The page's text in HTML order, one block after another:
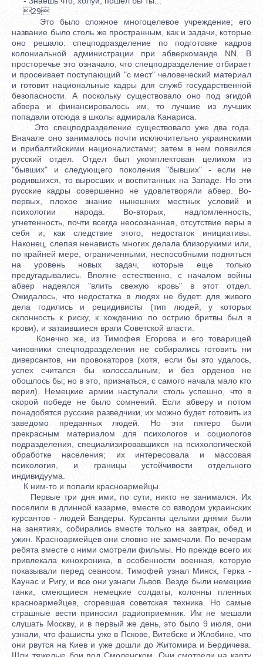
29
Это было сложное многоцелевое учреждение; его
название было столь же пространным, как и задачи, которые
оно решало: спецподразделение по подготовке кадров
колониальной администрации при абверкоманде NN. В
просторечье это означало, что спецподразделение отбирает
и просеивает поступающий "с мест" человеческий материал
и готовит национальные кадры для служб государственной
безопасности. А поскольку существовало оно под эгидой
абвера и финансировалось им, то лучшие из лучших
попадали отсюда в школы адмирала Канариса.
Это спецподразделение существовало уже два года.
Вначале оно занималось почти исключительно украинскими
и прибалтийскими националистами; затем в нем появился
русский отдел. Отдел был укомплектован целиком из
"бывших" и следующего поколения "бывших" - если не
родившихся, то выросших и воспитанных на Западе. Но эти
русские кадры совершенно не удовлетворяли абвер. Во-
первых, плохое знание нынешних местных условий и
психологии народа. Во-вторых, надломленность,
угнетенность, почти всегда неосознанная, отсутствие веры в
себя и, как следствие этого, недостаток инициативы.
Наконец, слепая ненависть многих делала близорукими или,
по крайней мере, ограниченными, неспособными подняться
на уровень новых задач, которые еще только
предугадывались. Вполне естественно, с началом войны
абвер надеялся "влить свежую кровь" в этот отдел.
Ожидалось, что недостатка в людях не будет: для живого
дела годились и рецидивисты (тип людей, у которых
склонность к риску, к хождению по острию бритвы был в
крови), и затаившиеся враги Советской власти.
Конечно же, из Тимофея Егорова и его товарищей
чиновники спецподразделения не собирались готовить ни
диверсантов, ни провокаторов (хотя, если бы это удалось,
успех считался бы колоссальным, и без орденов не
обошлось бы; но в это, признаться, с самого начала мало кто
верил). Немецкие армии наступали столь успешно, что в
скорой победе не было сомнений. Если абверу и потом
понадобятся русские разведчики, их можно будет готовить из
заведомо преданных людей. Но эти пятеро были
прекрасным материалом для психологов и социологов
подразделения, специализировавшихся на психологической
обработке населения; их интересовала и массовая
психология, и границы устойчивости отдельного
индивидуума.
К ним-то и попали красноармейцы.
Первые три дня ими, по сути, никто не занимался. Их
поселили в длинной казарме, вместе со взводом украинских
курсантов - людей Бандеры. Курсанты целыми днями были
на занятиях, собирались вместе только на завтрак, обед и
ужин. Красноармейцев они словно не замечали. По вечерам
ребята вместе с ними смотрели фильмы. Но прежде всего их
привлекала кинохроника, в особенности военная, которую
показывали перед сеансом. Тимофей узнал Минск, Герка -
Каунас и Ригу, и все они узнали Львов. Везде были немецкие
танки, смеющиеся немецкие солдаты, колонны пленных
красноармейцев, сгоревшая советская техника. Но самые
страшные вести приносил радиоприемник. Им не мешали
слушать Москву, и в первый же день, это было 9 июля, они
узнали, что фашисты уже в Пскове, Витебске и Жлобине, что
они рвутся на Киев и уже дошли до Житомира и Бердичева.
Шли тяжелые бои под Смоленском. Они смотрели на карту